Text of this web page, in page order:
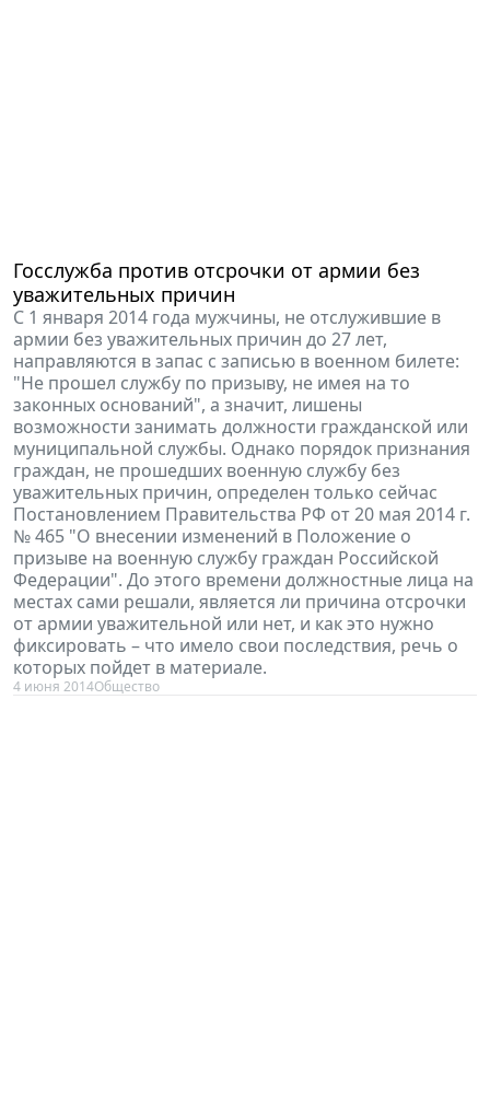
Госслужба против отсрочки от армии без
уважительных причин
С 1 января 2014 года мужчины, не отслужившие в
армии без уважительных причин до 27 лет,
направляются в запас с записью в военном билете:
"Не прошел службу по призыву, не имея на то
законных оснований", а значит, лишены
возможности занимать должности гражданской или
муниципальной службы. Однако порядок признания
граждан, не прошедших военную службу без
уважительных причин, определен только сейчас
Постановлением Правительства РФ от 20 мая 2014 г.
№ 465 "О внесении изменений в Положение о
призыве на военную службу граждан Российской
Федерации". До этого времени должностные лица на
местах сами решали, является ли причина отсрочки
от армии уважительной или нет, и как это нужно
фиксировать – что имело свои последствия, речь о
которых пойдет в материале.
4 июня 2014Общество